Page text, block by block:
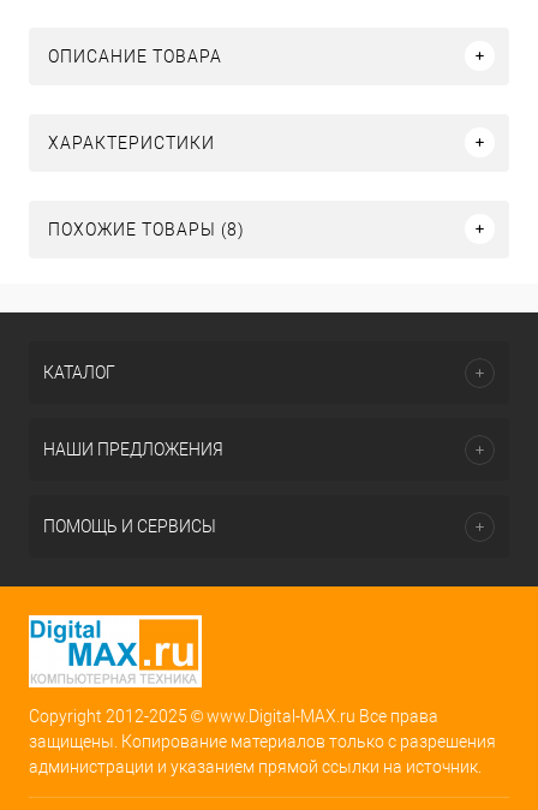
ОПИСАНИЕ ТОВАРА
ХАРАКТЕРИСТИКИ
ПОХОЖИЕ ТОВАРЫ (8)
КАТАЛОГ
НАШИ ПРЕДЛОЖЕНИЯ
ПОМОЩЬ И СЕРВИСЫ
Copyright 2012-2025 © www.Digital-MAX.ru Все права
защищены. Копирование материалов только с разрешения
администрации и указанием прямой ссылки на источник.